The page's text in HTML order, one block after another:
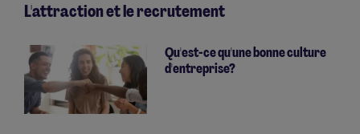
L'attraction et le recrutement
Qu'est-ce qu'une bonne culture
d'entreprise?